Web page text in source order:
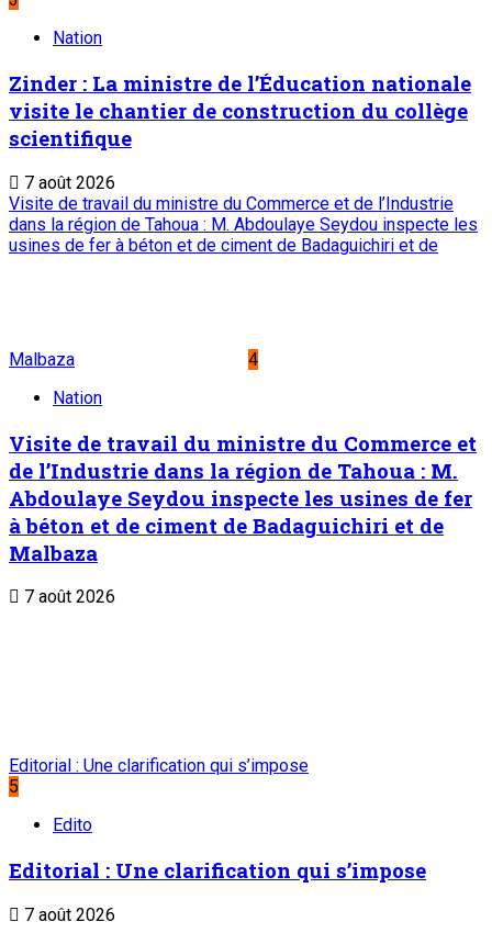
Nation
Zinder : La ministre de l’Éducation nationale
visite le chantier de construction du collège
scientifique
7 août 2026
Visite de travail du ministre du Commerce et de l’Industrie
dans la région de Tahoua : M. Abdoulaye Seydou inspecte les
usines de fer à béton et de ciment de Badaguichiri et de
Malbaza
4
Nation
Visite de travail du ministre du Commerce et
de l’Industrie dans la région de Tahoua : M.
Abdoulaye Seydou inspecte les usines de fer
à béton et de ciment de Badaguichiri et de
Malbaza
7 août 2026
Editorial : Une clarification qui s’impose
5
Edito
Editorial : Une clarification qui s’impose
7 août 2026